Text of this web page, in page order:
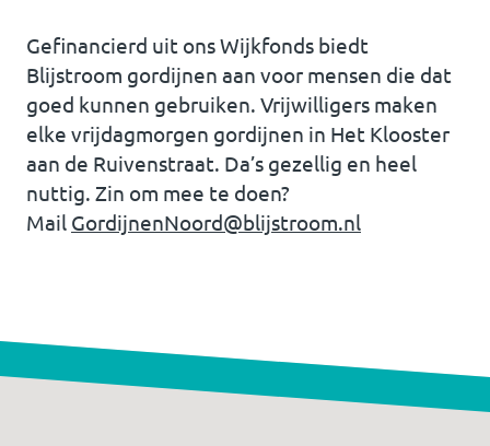
Gefinancierd uit ons Wijkfonds biedt
Blijstroom gordijnen aan voor mensen die dat
goed kunnen gebruiken. Vrijwilligers maken
elke vrijdagmorgen gordijnen in Het Klooster
aan de Ruivenstraat. Da’s gezellig en heel
nuttig. Zin om mee te doen?
Mail GordijnenNoord@blijstroom.nl